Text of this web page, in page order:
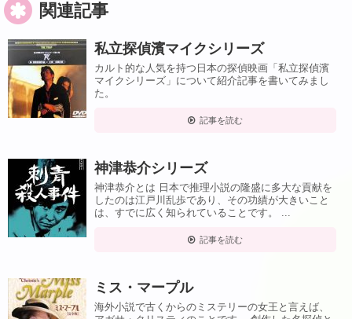
関連記事
私立探偵濱マイクシリーズ
カルト的な人気を持つ日本の探偵映画「私立探偵濱
マイクシリーズ」について紹介記事を書いてみまし
た。
記事を読む
神津恭介シリーズ
神津恭介とは 日本で推理小説の隆盛に多大な貢献を
したのは江戸川乱歩であり、その功績が大きいこと
は、すでに広く知られていることです。 ...
記事を読む
ミス・マープル
海外小説で古くからのミステリーの女王と言えば、